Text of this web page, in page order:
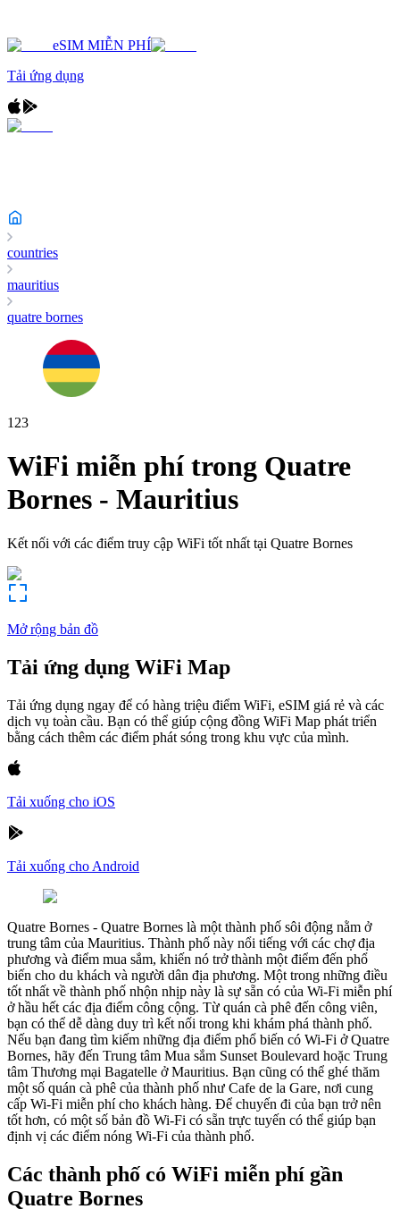
eSIM MIỄN PHÍ
Tải ứng dụng
countries
mauritius
quatre bornes
123
WiFi miễn phí trong Quatre
Bornes - Mauritius
Kết nối với các điểm truy cập WiFi tốt nhất tại Quatre Bornes
Mở rộng bản đồ
Tải ứng dụng WiFi Map
Tải ứng dụng ngay để có hàng triệu điểm WiFi, eSIM giá rẻ và các
dịch vụ toàn cầu. Bạn có thể giúp cộng đồng WiFi Map phát triển
bằng cách thêm các điểm phát sóng trong khu vực của mình.
Tải xuống cho iOS
Tải xuống cho Android
Quatre Bornes - Quatre Bornes là một thành phố sôi động nằm ở
trung tâm của Mauritius. Thành phố này nổi tiếng với các chợ địa
phương và điểm mua sắm, khiến nó trở thành một điểm đến phổ
biến cho du khách và người dân địa phương. Một trong những điều
tốt nhất về thành phố nhộn nhịp này là sự sẵn có của Wi-Fi miễn phí
ở hầu hết các địa điểm công cộng. Từ quán cà phê đến công viên,
bạn có thể dễ dàng duy trì kết nối trong khi khám phá thành phố.
Nếu bạn đang tìm kiếm những địa điểm phổ biến có Wi-Fi ở Quatre
Bornes, hãy đến Trung tâm Mua sắm Sunset Boulevard hoặc Trung
tâm Thương mại Bagatelle ở Mauritius. Bạn cũng có thể ghé thăm
một số quán cà phê của thành phố như Cafe de la Gare, nơi cung
cấp Wi-Fi miễn phí cho khách hàng. Để chuyến đi của bạn trở nên
tốt hơn, có một số bản đồ Wi-Fi có sẵn trực tuyến có thể giúp bạn
định vị các điểm nóng Wi-Fi của thành phố.
Các thành phố có WiFi miễn phí gần
Quatre Bornes